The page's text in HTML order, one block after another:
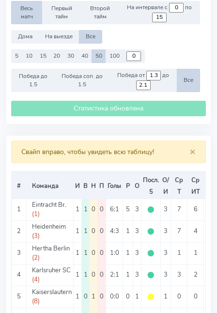
Весь
матч
Первый
тайм
Второй
тайм
На интервале с по
Дома На выезде Все
5 10 15 20 30 40 50 100
Победа до
1.5
Победа соп. до
1.5
Победа от до
Все
Статистика обновлена
×
Свайп вправо, чтобы увидеть всю таблицу!
# Команда И В Н П Голы Р О
Посл.
5
О/
И
Ср
Т
Ср
ИТ
1
Eintracht Br.
(1)
1 1 0 0 6:1 5 3 ⬤ 3 7 6
2
Heidenheim
(3)
1 1 0 0 4:3 1 3 ⬤ 3 7 4
3
Hertha Berlin
(2)
1 1 0 0 1:0 1 3 ⬤ 3 1 1
4
Karlsruher SC
(4)
1 1 0 0 2:1 1 3 ⬤ 3 3 2
5
Kaiserslautern
(8)
1 0 1 0 0:0 0 1 ⬤ 1 0 0